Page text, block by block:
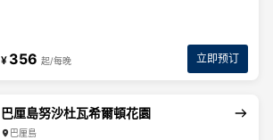
¥ 356 起/每晚 立即预订
巴厘島努沙杜瓦希爾頓花園
巴厘島